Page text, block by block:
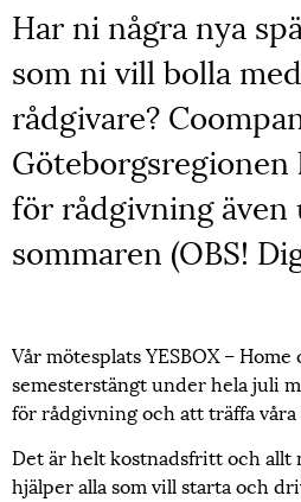
Har ni några nya
som ni vill bolla
rådgivare?
för rådgivning även
sommaren (OBS!
Vår mötesplats YESBOX –
semesterstängt under hela juli
för rådgivning och att träffa
Det är helt kostnadsfritt och allt
hjälper alla som vill starta och